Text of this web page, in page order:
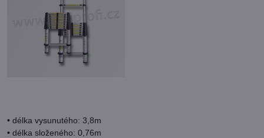
• délka vysunutého: 3,8m
• délka složeného: 0,76m